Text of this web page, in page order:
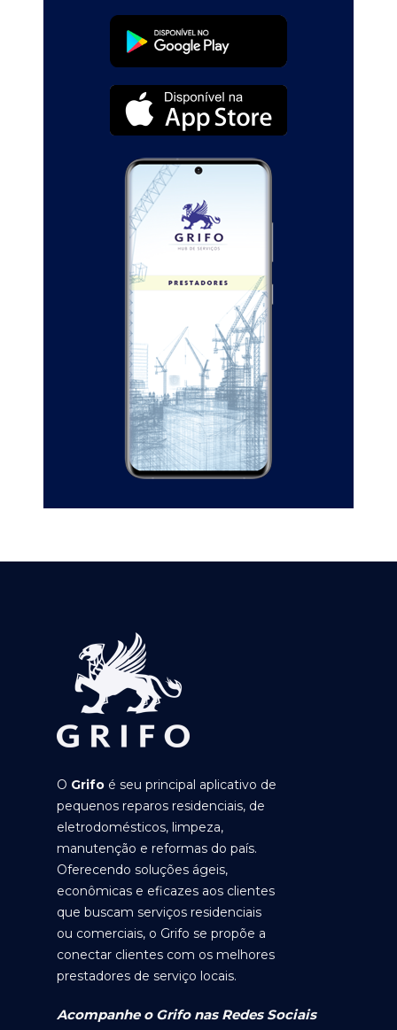
O Grifo é seu principal aplicativo de
pequenos reparos residenciais, de
eletrodomésticos, limpeza,
manutenção e reformas do país.
Oferecendo soluções ágeis,
econômicas e eficazes aos clientes
que buscam serviços residenciais
ou comerciais, o Grifo se propõe a
conectar clientes com os melhores
prestadores de serviço locais.
Acompanhe o Grifo nas Redes Sociais